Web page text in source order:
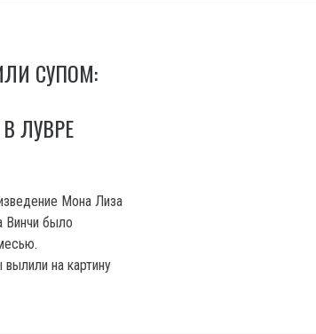
СУПОМ:
ЛУВРЕ
Мона Лиза
было
вылили на картину